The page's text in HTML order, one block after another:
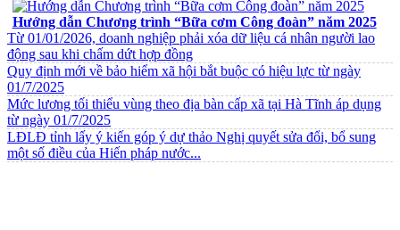
Hướng dẫn Chương trình “Bữa cơm Công đoàn” năm 2025
Từ 01/01/2026, doanh nghiệp phải xóa dữ liệu cá nhân người lao
động sau khi chấm dứt hợp đồng
Quy định mới về bảo hiểm xã hội bắt buộc có hiệu lực từ ngày
01/7/2025
Mức lương tối thiểu vùng theo địa bàn cấp xã tại Hà Tĩnh áp dụng
từ ngày 01/7/2025
LĐLĐ tỉnh lấy ý kiến góp ý dự thảo Nghị quyết sửa đổi, bổ sung
một số điều của Hiến pháp nước...